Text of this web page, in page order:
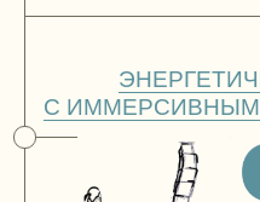
SLOW–